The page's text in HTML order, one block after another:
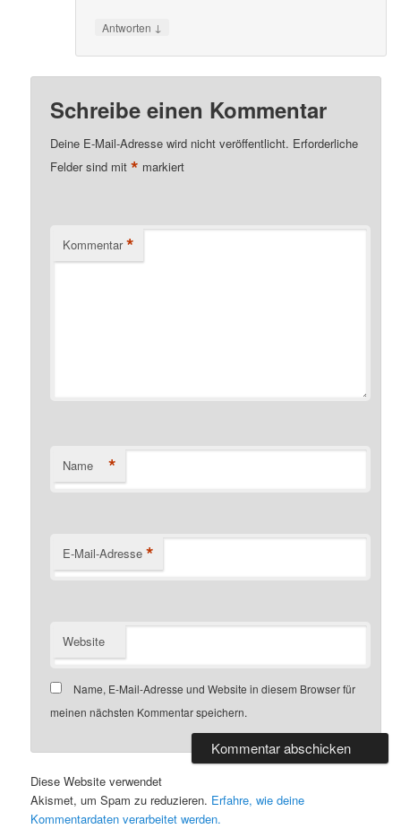
Antworten ↓
Schreibe einen Kommentar
Deine E-Mail-Adresse wird nicht veröffentlicht. Erforderliche
Felder sind mit* markiert
Kommentar *
Name *
E-Mail-Adresse *
Website
Name, E-Mail-Adresse und Website in diesem Browser für
meinen nächsten Kommentar speichern.
Diese Website verwendet
Akismet, um Spam zu reduzieren. Erfahre, wie deine
Kommentardaten verarbeitet werden.